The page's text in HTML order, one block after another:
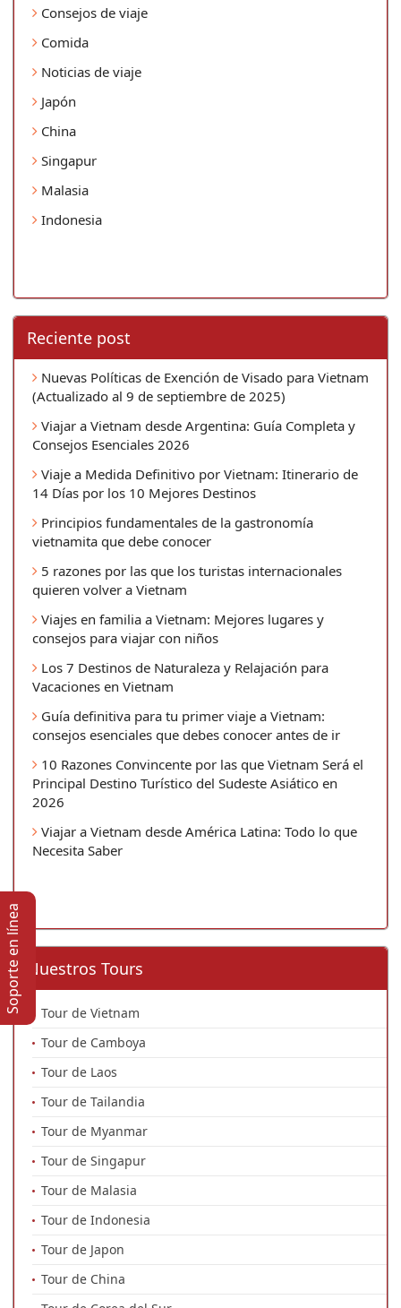
Consejos de viaje
Comida
Noticias de viaje
Japón
China
Singapur
Malasia
Indonesia
Reciente post
Nuevas Políticas de Exención de Visado para Vietnam
(Actualizado al 9 de septiembre de 2025)
Viajar a Vietnam desde Argentina: Guía Completa y
Consejos Esenciales 2026
Viaje a Medida Definitivo por Vietnam: Itinerario de
14 Días por los 10 Mejores Destinos
Principios fundamentales de la gastronomía
vietnamita que debe conocer
5 razones por las que los turistas internacionales
quieren volver a Vietnam
Viajes en familia a Vietnam: Mejores lugares y
consejos para viajar con niños
Los 7 Destinos de Naturaleza y Relajación para
Vacaciones en Vietnam
Guía definitiva para tu primer viaje a Vietnam:
consejos esenciales que debes conocer antes de ir
10 Razones Convincente por las que Vietnam Será el
Principal Destino Turístico del Sudeste Asiático en
2026
Viajar a Vietnam desde América Latina: Todo lo que
Necesita Saber
Nuestros Tours
Tour de Vietnam
Tour de Camboya
Tour de Laos
Tour de Tailandia
Tour de Myanmar
Tour de Singapur
Tour de Malasia
Tour de Indonesia
Tour de Japon
Tour de China
Soporte en lí­nea